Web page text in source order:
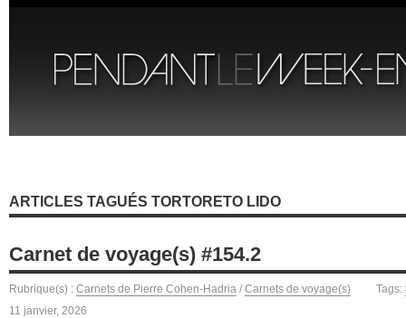
ARTICLES TAGUÉS TORTORETO LIDO
Carnet de voyage(s) #154.2
Rubrique(s) : Carnets de Pierre Cohen-Hadria / Carnets de voyage(s) Tags:
11 janvier, 2026